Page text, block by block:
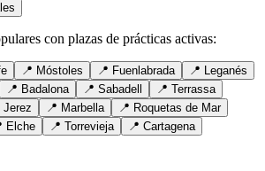
con plazas de prácticas activas:
📍 Móstoles 📍 Fuenlabrada 📍 Leganés
📍 Badalona 📍 Sabadell 📍 Terrassa
Jerez 📍 Marbella 📍 Roquetas de Mar
Elche 📍 Torrevieja 📍 Cartagena